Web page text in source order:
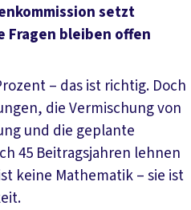
setzt
Fragen bleiben offen
– das ist richtig. Doch
die Vermischung von
und die geplante
45 Beitragsjahren lehnen
keine Mathematik – sie ist